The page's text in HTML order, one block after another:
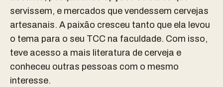
servissem, e mercados que vendessem cervejas
artesanais. A paixão cresceu tanto que ela levou
o tema para o seu TCC na faculdade. Com isso,
teve acesso a mais literatura de cerveja e
conheceu outras pessoas com o mesmo
interesse.